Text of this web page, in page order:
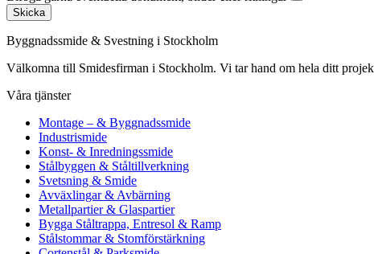
Skicka
Byggnadssmide & Svestning i Stockholm
Välkomna till Smidesfirman i Stockholm. Vi tar hand om hela ditt
Våra tjänster
Montage – & Byggnadssmide
Industrismide
Konst- & Inredningssmide
Stålbyggen & Ståltillverkning
Svetsning & Smide
Avväxlingar & Avbärning
Metallpartier & Glaspartier
Bygga Ståltrappa, Entresol & Ramp
Stålstommar & Stomförstärkning